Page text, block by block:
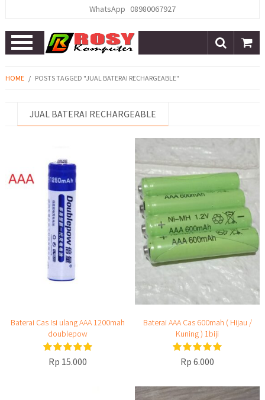
WhatsApp 08980067927
Open
Menu
HOME / POSTS TAGGED "JUAL BATERAI RECHARGEABLE"
JUAL BATERAI RECHARGEABLE
Baterai Cas Isi ulang AAA 1200mah
doublepow
Rp 15.000
Baterai AAA Cas 600mah ( Hijau /
Kuning ) 1biji
Rp 6.000